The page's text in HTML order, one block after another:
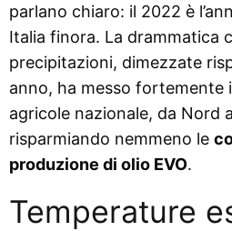
parlano chiaro: il 2022 è
Italia finora. La drammatica
precipitazioni, dimezzate
anno, ha messo fortemente
agricole nazionale, da Nord
risparmiando nemmeno le
produzione di olio EVO.
Temperature